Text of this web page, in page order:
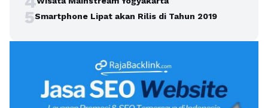
5Smartphone Lipat akan Rilis di Tahun 2019